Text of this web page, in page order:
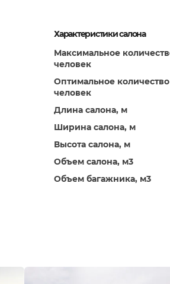
Характеристики салона
Максимальное
человек
Оптимальное
человек
Длина салона, м
Ширина салона, м
Высота салона, м
Объем салона, м3
Объем багажника, м3